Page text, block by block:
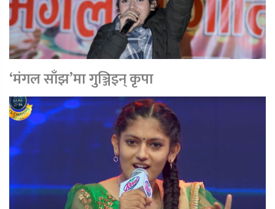
‘मंगल साँझ’मा गुञ्जिइन् कृपा